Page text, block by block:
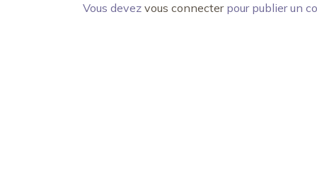
Vous devez vous connecterpour publier un